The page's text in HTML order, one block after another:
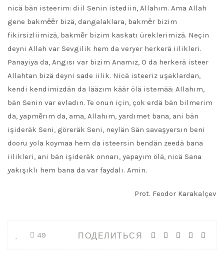
nicä bän isteerim: diil Senin istediin, Allahım. Ama Allah
gene bakmȇȇr bizä, dangalaklara, bakmȇr bizim
fikirsizliimizä, bakmȇr bizim kaskatı üreklerimizä. Neçin
deyni Allah var Sevgilik hem da veryer herkerä iilikleri.
Panayiya da, Angısı var bizim Anamız, O da herkerä isteer
Allahtan bizä deyni sade iilik. Nicä isteeriz uşaklardan,
kendi kendimizdän da lääzım käär ölä istemää: Allahım,
bän Senin var evladın. Te onun için, çok erdä bän bilmerim
da, yapmȇrım da, ama, Allahım, yardımet bana, ani bän
işideräk Seni, göreräk Seni, neylän Sän savaşyersın beni
dooru yola koymaa hem da isteersin bendän zeedä bana
iilikleri, ani bän işideräk onnarı, yapayım ölä, nicä Sana
yakışıklı hem bana da var faydalı. Amin.
Prot. Feodor Karakalçev
ПОДЕЛИТЬСЯ
49